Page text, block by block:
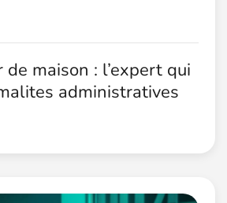
de maison : l’expert qui
administratives